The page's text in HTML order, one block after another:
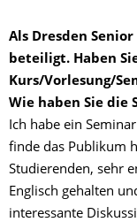
Als Dresden
beteiligt. Haben
Kurs/Vorlesung/
Wie haben Sie die
Ich habe ein
finde das Publikum
Studierenden, sehr
Englisch gehalten
interessante